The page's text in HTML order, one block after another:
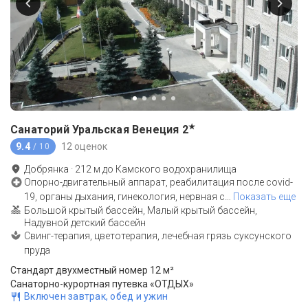
Санаторий Уральская Венеция 2★
9.4 / 10 12 оценок
Добрянка · 212 м до Камского водохранилища
Опорно-двигательный аппарат, реабилитация после covid-
19, органы дыхания, гинекология, нервная с… Показать еще
Большой крытый бассейн, Малый крытый бассейн,
Надувной детский бассейн
Свинг-терапия, цветотерапия, лечебная грязь суксунского
пруда
Стандарт двухместный номер 12 м²
Санаторно-курортная путевка «ОТДЫХ»
Включен завтрак, обед и ужин